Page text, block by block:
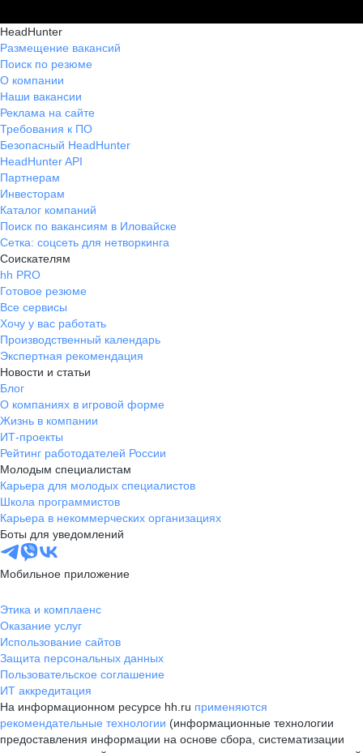
HeadHunter
Размещение вакансий
Поиск по резюме
О компании
Наши вакансии
Реклама на сайте
Требования к ПО
Безопасный HeadHunter
HeadHunter API
Партнерам
Инвесторам
Каталог компаний
Поиск по вакансиям в Иловайске
Сетка: соцсеть для нетворкинга
Соискателям
hh PRO
Готовое резюме
Все сервисы
Хочу у вас работать
Производственный календарь
Экспертная рекомендация
Новости и статьи
Блог
О компаниях в игровой форме
Жизнь в компании
ИТ-проекты
Рейтинг работодателей России
Молодым специалистам
Карьера для молодых специалистов
Школа программистов
Карьера в некоммерческих организациях
Боты для уведомлений
Мобильное приложение
Этика и комплаенс
Оказание услуг
Использование сайтов
Защита персональных данных
Пользовательское соглашение
ИТ аккредитация
На информационном ресурсе hh.ru применяются
рекомендательные технологии (информационные технологии
предоставления информации на основе сбора, систематизации